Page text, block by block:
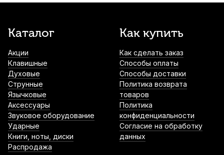
Каталог
Акции
Клавишные
Духовые
Струнные
Язычковые
Аксессуары
Звуковое оборудование
Ударные
Книги, ноты, диски
Распродажа
Как купить
Как сделать заказ
Способы оплаты
Способы доставки
Политика возврата
товаров
Политика
конфиденциальности
Согласие на обработку
данных